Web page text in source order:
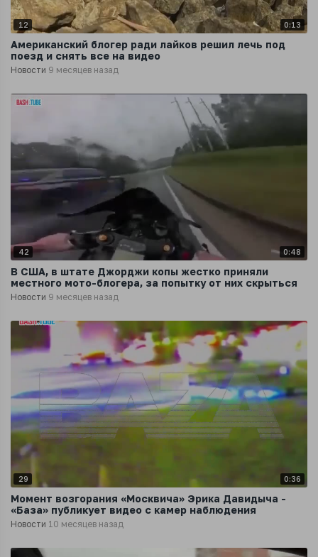
12 0:13
Американский блогер ради лайков решил лечь под
поезд и снять все на видео
Новости 9 месяцев назад
42 0:48
В США, в штате Джорджи копы жестко приняли
местного мото-блогера, за попытку от них скрыться
Новости 9 месяцев назад
29 0:36
Момент возгорания «Москвича» Эрика Давидыча -
«База» публикует видео с камер наблюдения
Новости 10 месяцев назад